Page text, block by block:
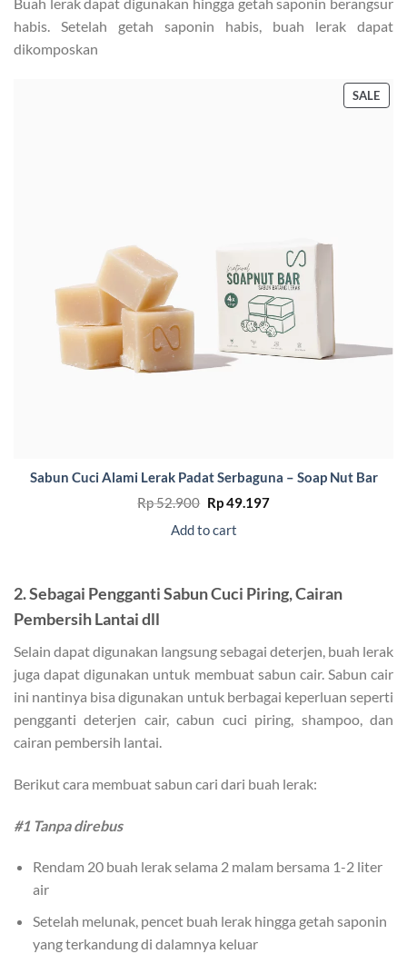
habis. Setelah getah saponin habis, buah lerak dapat
dikomposkan
SALE
ON
Sabun Cuci Alami Lerak Padat Serbaguna – Soap Nut Bar
Rp52.900 Original
price
was:
Rp 52.900.
Rp49.197Current
Add to cart
2. Sebagai Pengganti Sabun Cuci Piring, Cairan
Pembersih Lantai dll
Selain dapat digunakan langsung sebagai deterjen, buah lerak
juga dapat digunakan untuk membuat sabun cair. Sabun cair
ini nantinya bisa digunakan untuk berbagai keperluan seperti
pengganti deterjen cair, cabun cuci piring, shampoo, dan
cairan pembersih lantai.
Berikut cara membuat sabun cari dari buah lerak:
#1 Tanpa direbus
Rendam 20 buah lerak selama 2 malam bersama 1-2 liter
air
Setelah melunak, pencet buah lerak hingga getah saponin
yang terkandung di dalamnya keluar